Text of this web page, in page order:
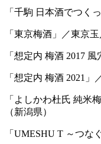
「千駒 日本酒でつく
「東京梅酒」／東京
「想定内 梅酒 2017
「想定内 梅酒 2021」
「よしかわ杜氏 純米
（新潟県）
「UMESHU T ～つな